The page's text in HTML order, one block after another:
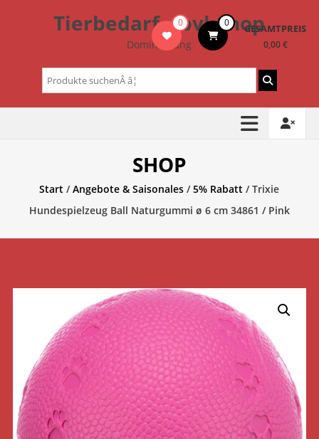
Tierbedarf – bvl-Shop
Dominik Lang
0 0 GESAMTPREIS
0,00 €
Suchen
nach:
SHOP
Start /Angebote & Saisonales /5% Rabatt / Trixie
Hundespielzeug Ball Naturgummi ø 6 cm 34861 / Pink